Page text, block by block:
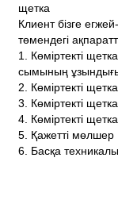
щетка
Клиент бізге
төмендегі
1. Көміртекті
сымының
2. Көміртекті
3. Көміртекті
4. Көміртекті
5. Қажетті мөлшер
6. Басқа